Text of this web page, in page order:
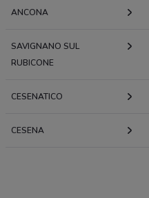
ANCONA
SAVIGNANO SUL
RUBICONE
CESENATICO
CESENA